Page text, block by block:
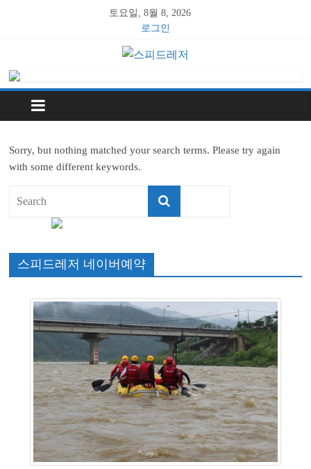
토요일, 8월 8, 2026
로그인
Sorry, but nothing matched your search terms. Please try again
with some different keywords.
스피드레저 네이버예약